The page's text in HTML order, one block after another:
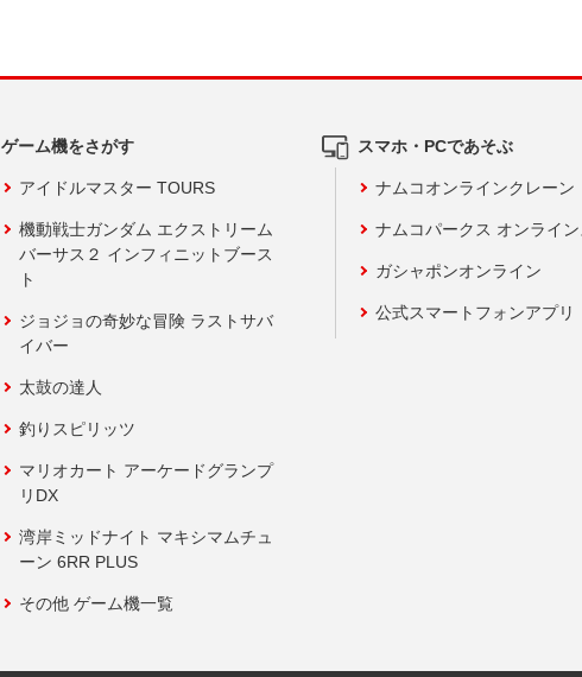
ゲーム機をさがす
アイドルマスター TOURS
機動戦士ガンダム エクストリーム
バーサス２ インフィニットブース
ト
ジョジョの奇妙な冒険 ラストサバ
イバー
太鼓の達人
釣りスピリッツ
マリオカート アーケードグランプ
リDX
湾岸ミッドナイト マキシマムチュ
ーン 6RR PLUS
その他 ゲーム機一覧
スマホ・PCであそぶ
ナムコオンラインクレーン
ナムコパークス オンライ
ガシャポンオンライン
公式スマートフォンアプリ